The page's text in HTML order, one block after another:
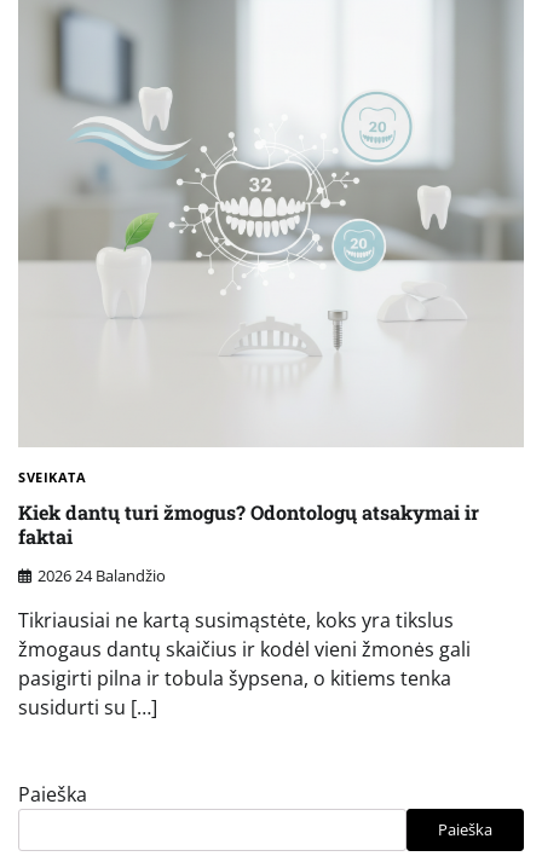
SVEIKATA
Kiek dantų turi žmogus? Odontologų atsakymai ir
faktai
2026 24 Balandžio
Tikriausiai ne kartą susimąstėte, koks yra tikslus
žmogaus dantų skaičius ir kodėl vieni žmonės gali
pasigirti pilna ir tobula šypsena, o kitiems tenka
susidurti su […]
Paieška
Paieška